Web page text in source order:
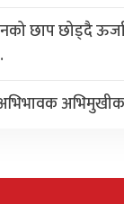
छाप छोड्दै ऊर्जा